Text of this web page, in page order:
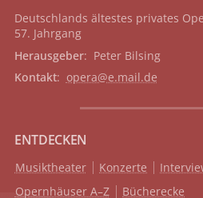
Deutschlands ältestes privates
57. Jahrgang
Herausgeber: Peter Bilsing
Kontakt: opera@e.mail.de
ENTDECKEN
Musiktheater Konzerte
Opernhäuser A–Z
Bücherecke